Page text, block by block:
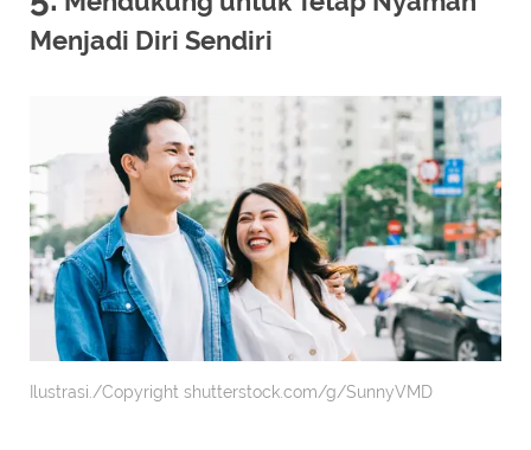
Menjadi Diri Sendiri
Ilustrasi./Copyright shutterstock.com/g/SunnyVMD